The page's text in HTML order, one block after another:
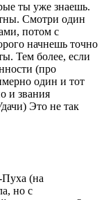
ты уже знаешь.
Смотри один
потом с
начнешь точно
Тем более, если
(про
один и тот
и звания
Это не так
Пуха (на
но с